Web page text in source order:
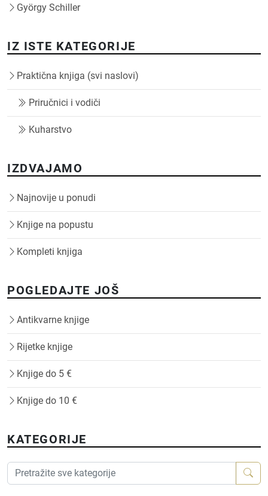
György Schiller
IZ ISTE KATEGORIJE
Praktična knjiga (svi naslovi)
Priručnici i vodiči
Kuharstvo
IZDVAJAMO
Najnovije u ponudi
Knjige na popustu
Kompleti knjiga
POGLEDAJTE JOŠ
Antikvarne knjige
Rijetke knjige
Knjige do 5 €
Knjige do 10 €
KATEGORIJE